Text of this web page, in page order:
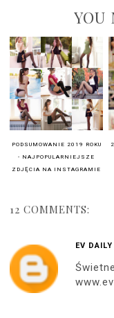
YOU
PODSUMOWANIE 2019 ROKU
- NAJPOPULARNIEJSZE
ZDJĘCIA NA INSTAGRAMIE
12 COMMENTS:
EV DAILY